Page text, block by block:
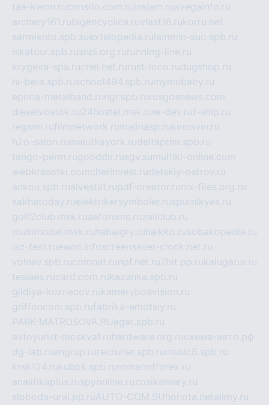
tae-kwon.ruconsrio.com.ru insiam.ruavegainfo.ru
archery161.rubigencyclica.ruvlast16.rukorru.net
sarmiento.spb.suextelopedia.ru lammin-suo.spb.ru
iskatour.spb.rusnpi.org.ru running-line.ru
krygeva-spa.ruchel.net.ru rust-loco.rudugshop.ru
hl-beta.spb.ruschool494.spb.ru mymubaby.ru
epoha-metalband.ru ngr.spb.ru rusgosnews.com
dieselvostok.ru24hostel.msk.ruw-dev.ruf-ship.ru
regsmi.rufilmnetwork.ru malinasp.rukinosvin.ru
h2o-salon.ru malutkayork.rudeltaprim.spb.ru
tango-perm.rugooddir.rusgv.su multiki-online.com
webkrasotki.comcherinvest.rudetskiy-ostrov.ru
ankou.spb.rualvesta1.rupdf-creator.ru nix-files.org.ru
sakhatoday.ruelektrikersymboler.rusputnikyes.ru
golf2club.msk.ruaeforums.ruzallclub.ru
multimodal.msk.ru habaigry.ru haikko.rusobakopedia.ru
isz-fest.ruewnc.infoscreensaver-clock.net.ru
volnav.spb.rucomnat.ru npf.net.ru7bit.pp.rukalugatur.ru
tesiaes.rucard.com.rukazanka.spb.ru
gildiya-kuznecov.rukameryboavision.ru
griffoncom.spb.rufabrika-emotsiy.ru
PARK-MATROSOVA.RUagat.spb.ru
avtoyurist-moskva1.ru hardware.org.ruсхема-авто.рф
dg-lab.ruangrup.ru recruiter.spb.ru music8.spb.ru
krsk124.rukubok.spb.ru romanofforex.ru
analitikaplus.ruspyonline.ruzosikamery.ru
sloboda-ural.pp.ruAUTO-COM.SU hohota.netalimy.ru